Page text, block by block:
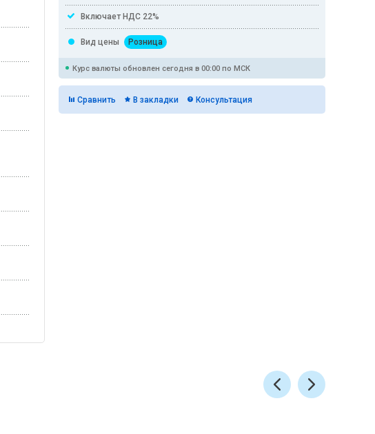
Включает НДС 22%
Вид цены Розница
Курс валюты обновлен сегодня в 00:00 по МСК
Сравнить В закладки Консультация